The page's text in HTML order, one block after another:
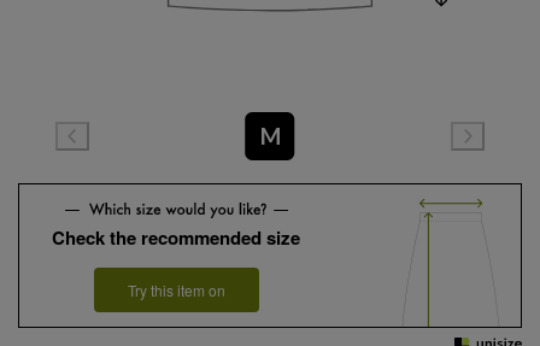
M
Check the recommended size
Try this item on